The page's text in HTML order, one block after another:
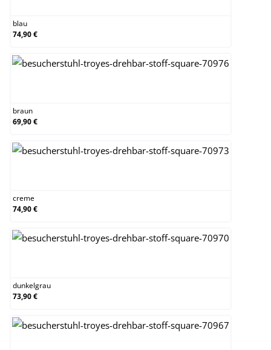
blau
74,90 €
braun
69,90 €
creme
74,90 €
dunkelgrau
73,90 €